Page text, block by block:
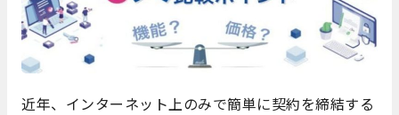
近年、インターネット上のみで簡単に契約を締結する